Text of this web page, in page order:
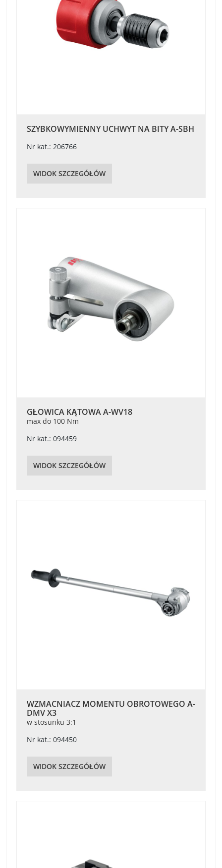
SZYBKOWYMIENNY UCHWYT NA BITY A-SBH
Nr kat.: 206766
WIDOK SZCZEGÓŁÓW
GŁOWICA KĄTOWA A-WV18
max do 100 Nm
Nr kat.: 094459
WIDOK SZCZEGÓŁÓW
WZMACNIACZ MOMENTU OBROTOWEGO A-
DMV X3
w stosunku 3:1
Nr kat.: 094450
WIDOK SZCZEGÓŁÓW